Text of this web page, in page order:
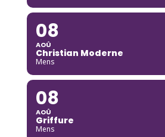
08
AOÛ
Christian Moderne
Mens
08
AOÛ
Griffure
Mens